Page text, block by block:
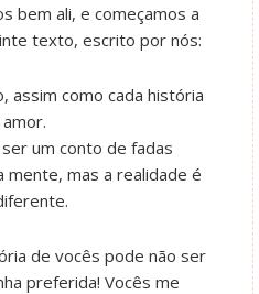
bem ali, e começamos a
texto, escrito por nós:
assim como cada história
um conto de fadas
mente, mas a realidade é
de vocês pode não ser
preferida! Vocês me